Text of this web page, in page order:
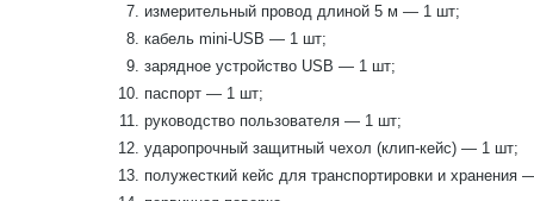
измерительный провод длиной 5 м — 1 шт;
кабель mini-USB — 1 шт;
зарядное устройство USB — 1 шт;
паспорт — 1 шт;
руководство пользователя — 1 шт;
ударопрочный защитный чехол (клип-кейс) — 1 шт;
полужесткий кейс для транспортировки и хранения